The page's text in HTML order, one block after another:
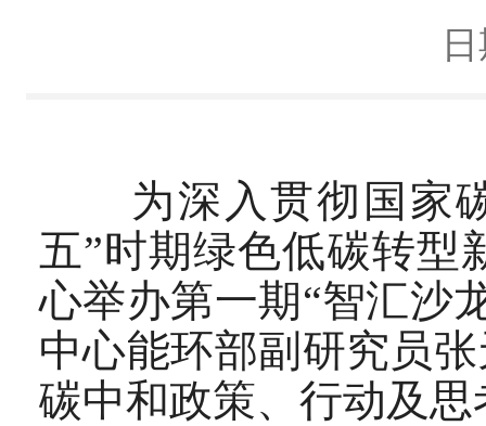
为深入贯彻国家碳
五”时期绿色低碳转型
心举办第一期“智汇沙
中心能环部副研究员
碳中和政策、行动及